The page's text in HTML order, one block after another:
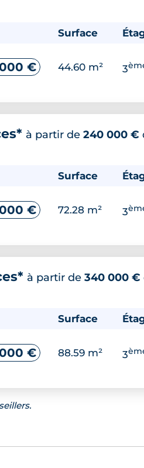
Surface
€ 44.60 m² 3
à partir de 240 000 €
Surface
€ 72.28 m² 3
à partir de 340 000 €
Surface
€ 88.59 m² 3